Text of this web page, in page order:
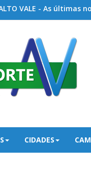
ALTO VALE - As
CIDADES